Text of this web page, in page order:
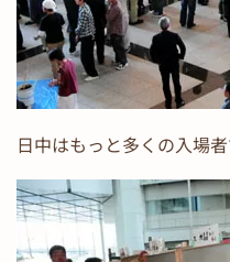
日中はもっと多くの入場者